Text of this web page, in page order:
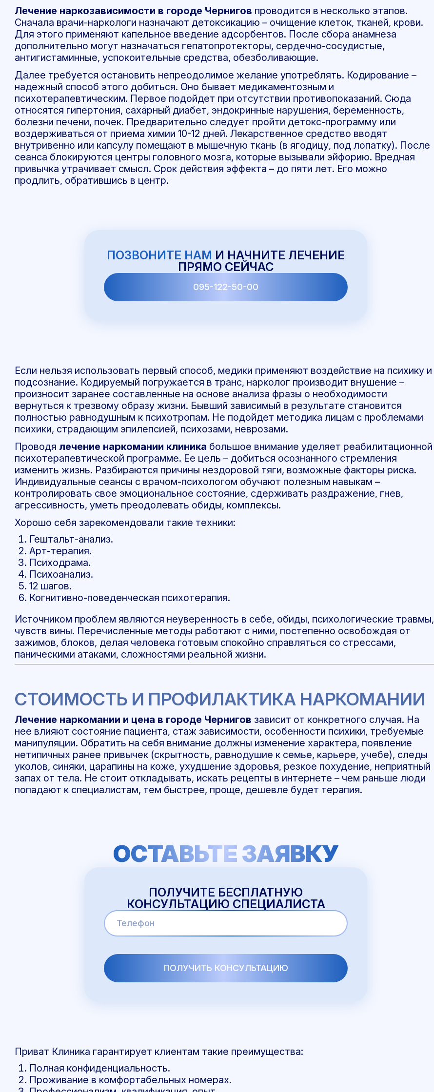
Лечение наркозависимости в городе Чернигов проводится в несколько этапов.
Сначала врачи-наркологи назначают детоксикацию – очищение клеток, тканей, крови.
Для этого применяют капельное введение адсорбентов. После сбора анамнеза
дополнительно могут назначаться гепатопротекторы, сердечно-сосудистые,
антигистаминные, успокоительные средства, обезболивающие.
Далее требуется остановить непреодолимое желание употреблять. Кодирование –
надежный способ этого добиться. Оно бывает медикаментозным и
психотерапевтическим. Первое подойдет при отсутствии противопоказаний. Сюда
относятся гипертония, сахарный диабет, эндокринные нарушения, беременность,
болезни печени, почек. Предварительно следует пройти детокс-программу или
воздерживаться от приема химии 10-12 дней. Лекарственное средство вводят
внутривенно или капсулу помещают в мышечную ткань (в ягодицу, под лопатку). После
сеанса блокируются центры головного мозга, которые вызывали эйфорию. Вредная
привычка утрачивает смысл. Срок действия эффекта – до пяти лет. Его можно
продлить, обратившись в центр.
ПОЗВОНИТЕ НАМ И НАЧНИТЕ ЛЕЧЕНИЕ
ПРЯМО СЕЙЧАС
095-122-50-00
Если нельзя использовать первый способ, медики применяют воздействие на психику и
подсознание. Кодируемый погружается в транс, нарколог производит внушение –
произносит заранее составленные на основе анализа фразы о необходимости
вернуться к трезвому образу жизни. Бывший зависимый в результате становится
полностью равнодушным к психотропам. Не подойдет методика лицам с проблемами
психики, страдающим эпилепсией, психозами, неврозами.
Проводя лечение наркомании клиника большое внимание уделяет реабилитационной
психотерапевтической программе. Ее цель – добиться осознанного стремления
изменить жизнь. Разбираются причины нездоровой тяги, возможные факторы риска.
Индивидуальные сеансы с врачом-психологом обучают полезным навыкам –
контролировать свое эмоциональное состояние, сдерживать раздражение, гнев,
агрессивность, уметь преодолевать обиды, комплексы.
Хорошо себя зарекомендовали такие техники:
Гештальт-анализ.
Арт-терапия.
Психодрама.
Психоанализ.
12 шагов.
Когнитивно-поведенческая психотерапия.
Источником проблем являются неуверенность в себе, обиды, психологические травмы,
чувств вины. Перечисленные методы работают с ними, постепенно освобождая от
зажимов, блоков, делая человека готовым спокойно справляться со стрессами,
паническими атаками, сложностями реальной жизни.
СТОИМОСТЬ И ПРОФИЛАКТИКА НАРКОМАНИИ
Лечение наркомании и цена в городе Чернигов зависит от конкретного случая. На
нее влияют состояние пациента, стаж зависимости, особенности психики, требуемые
манипуляции. Обратить на себя внимание должны изменение характера, появление
нетипичных ранее привычек (скрытность, равнодушие к семье, карьере, учебе), следы
уколов, синяки, царапины на коже, ухудшение здоровья, резкое похудение, неприятный
запах от тела. Не стоит откладывать, искать рецепты в интернете – чем раньше люди
попадают к специалистам, тем быстрее, проще, дешевле будет терапия.
ОСТАВЬТЕ ЗАЯВКУ
ПОЛУЧИТЕ БЕСПЛАТНУЮ
КОНСУЛЬТАЦИЮ СПЕЦИАЛИСТА
Приват Клиника гарантирует клиентам такие преимущества:
Полная конфиденциальность.
Проживание в комфортабельных номерах.